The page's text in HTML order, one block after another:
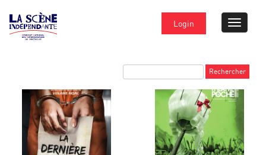
Login